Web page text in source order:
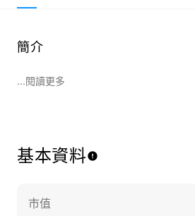
簡介
...閱讀更多
基本資料
市值